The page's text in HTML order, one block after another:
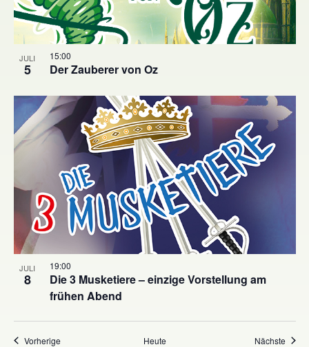
JULI
5 Der Zauberer von Oz
15:00
JULI
8
Die 3 Musketiere – einzige Vorstellung am
frühen Abend
19:00
VorherigeVeranstaltungen Heute Nächste